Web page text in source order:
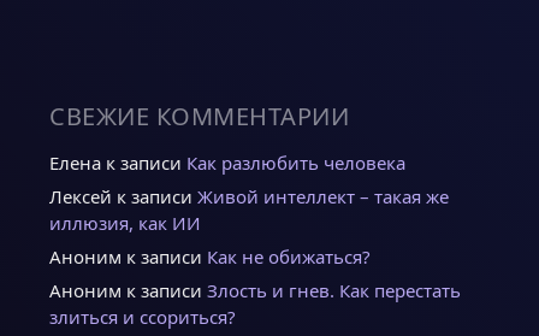
СВЕЖИЕ КОММЕНТАРИИ
Елена к записи Как разлюбить человека
Лексей к записи Живой интеллект – такая же
иллюзия, как ИИ
Аноним к записи Как не обижаться?
Аноним к записи Злость и гнев. Как перестать
злиться и ссориться?